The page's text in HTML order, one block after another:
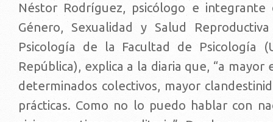
Néstor Rodríguez, psicólogo e
Género, Sexualidad y Salud
Psicología de la Facultad de Psicología
República), explica a la diaria que, “a mayor
determinados colectivos, mayor
prácticas. Como no lo puedo hablar con